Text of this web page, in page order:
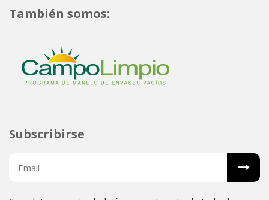
También somos:
Subscribirse